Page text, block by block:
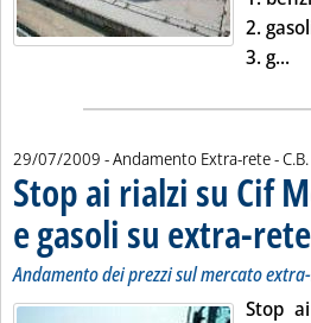
2.
3.g...
29/07/2009 - Andamento Extra-rete -di:
C.B.
Stop ai rialzi su Cif
e gasoli su extra-rete
Andamento dei prezzi sul mercato
Stop